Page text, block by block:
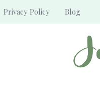
Privacy Policy Blog